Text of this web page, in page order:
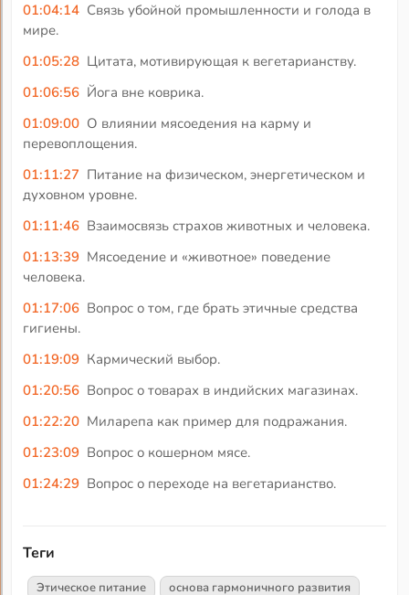
01:04:14 Связь убойной промышленности и голода в
мире.
01:05:28 Цитата, мотивирующая к вегетарианству.
01:06:56 Йога вне коврика.
01:09:00 О влиянии мясоедения на карму и
перевоплощения.
01:11:27 Питание на физическом, энергетическом и
духовном уровне.
01:11:46 Взаимосвязь страхов животных и человека.
01:13:39 Мясоедение и «животное» поведение
человека.
01:17:06 Вопрос о том, где брать этичные средства
гигиены.
01:19:09 Кармический выбор.
01:20:56 Вопрос о товарах в индийских магазинах.
01:22:20 Миларепа как пример для подражания.
01:23:09 Вопрос о кошерном мясе.
01:24:29 Вопрос о переходе на вегетарианство.
Теги
Этическое питание основа гармоничного развития